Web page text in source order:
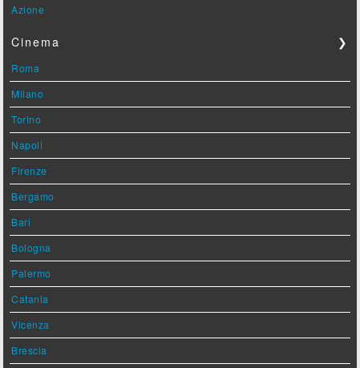
Azione
Cinema ❯
Roma
Milano
Torino
Napoli
Firenze
Bergamo
Bari
Bologna
Palermo
Catania
Vicenza
Brescia